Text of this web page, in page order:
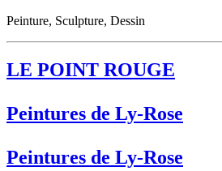
Peinture, Sculpture, Dessin
LE POINT ROUGE
Peintures de Ly-Rose
Peintures de Ly-Rose